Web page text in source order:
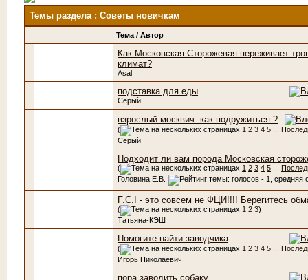
Темы раздела: Советы новичкам
Тема / Автор
Как Московская Сторожевая переживает
климат?
Asal
подставка для еды
Серый
взрослый москвич. как подружиться ?
( 1 2 3 4 5
Серый
Подходит ли вам порода Московская
( 1 2 3 4 5
Головина Е.В.
F.C.I - это совсем не ФЦИ!!!! Берегитесь
( 1 2 3)
Татьяна-КЭШ
Помогите найти заводчика
( 1 2 3 4 5
Игорь Николаевич
пора заводить собаку